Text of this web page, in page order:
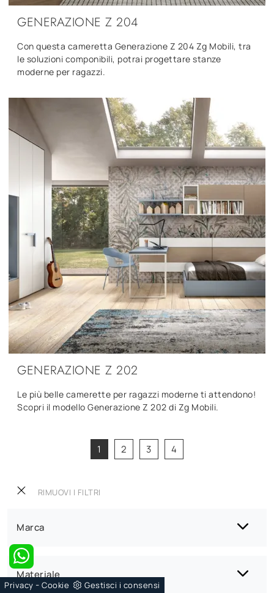
RIMUOVI I FILTRI
Marca
Materiale
GENERAZIONE Z 204
Con questa cameretta Generazione Z 204 Zg Mobili, tra
le soluzioni componibili, potrai progettare stanze
moderne per ragazzi.
GENERAZIONE Z 202
Le più belle camerette per ragazzi moderne ti attendono!
Scopri il modello Generazione Z 202 di Zg Mobili.
1 2 3 4
Privacy - Cookie Gestisci i consensi